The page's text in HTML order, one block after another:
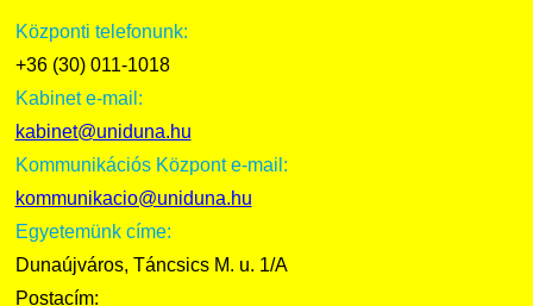
Központi telefonunk:
+36 (30) 011-1018
Kabinet e-mail:
kabinet@uniduna.hu
Kommunikációs Központ e-mail:
kommunikacio@uniduna.hu
Egyetemünk címe:
Dunaújváros, Táncsics M. u. 1/A
Postacím: